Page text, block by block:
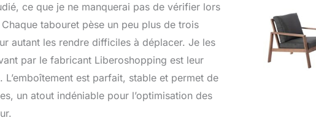
ce que je ne manquerai pas de vérifier lors
tabouret pèse un peu plus de trois
autant les rendre difficiles à déplacer. Je les
par le fabricant Liberoshopping est leur
est parfait, stable et permet de
un atout indéniable pour l’optimisation des